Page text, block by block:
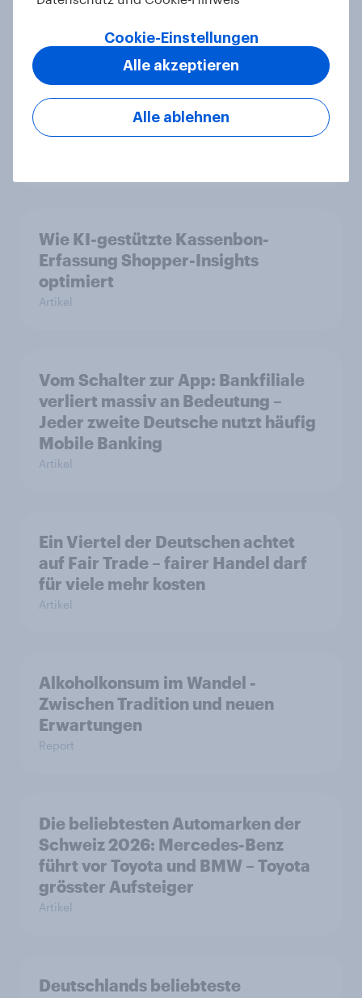
Debt, Savings & Investment Report
2026 – Deutschland
Wie KI-gestützte Kassenbon-
Erfassung Shopper-Insights
optimiert
Artikel
Vom Schalter zur App: Bankfiliale
verliert massiv an Bedeutung –
Jeder zweite Deutsche nutzt häufig
Mobile Banking
Artikel
Ein Viertel der Deutschen achtet
auf Fair Trade – fairer Handel darf
für viele mehr kosten
Artikel
Alkoholkonsum im Wandel​ -
Zwischen Tradition und neuen
Erwartungen
Report
Die beliebtesten Automarken der
Schweiz 2026: Mercedes-Benz
führt vor Toyota und BMW – Toyota
grösster Aufsteiger
Artikel
Deutschlands beliebteste
Cookie-Einstellungen
Alle ablehnen
Alle akzeptieren